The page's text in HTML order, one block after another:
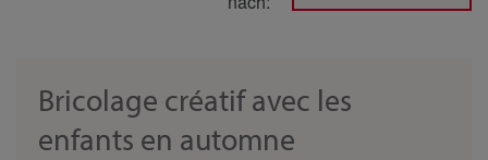
Bricolage créatif avec les
enfants en automne